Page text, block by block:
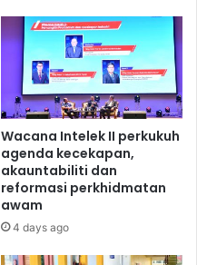
Wacana Intelek II perkukuh
agenda kecekapan,
akauntabiliti dan
reformasi perkhidmatan
awam
4 days ago